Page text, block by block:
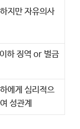
지만 자유의사
하 징역 or 벌금
에게 심리적으
성관계